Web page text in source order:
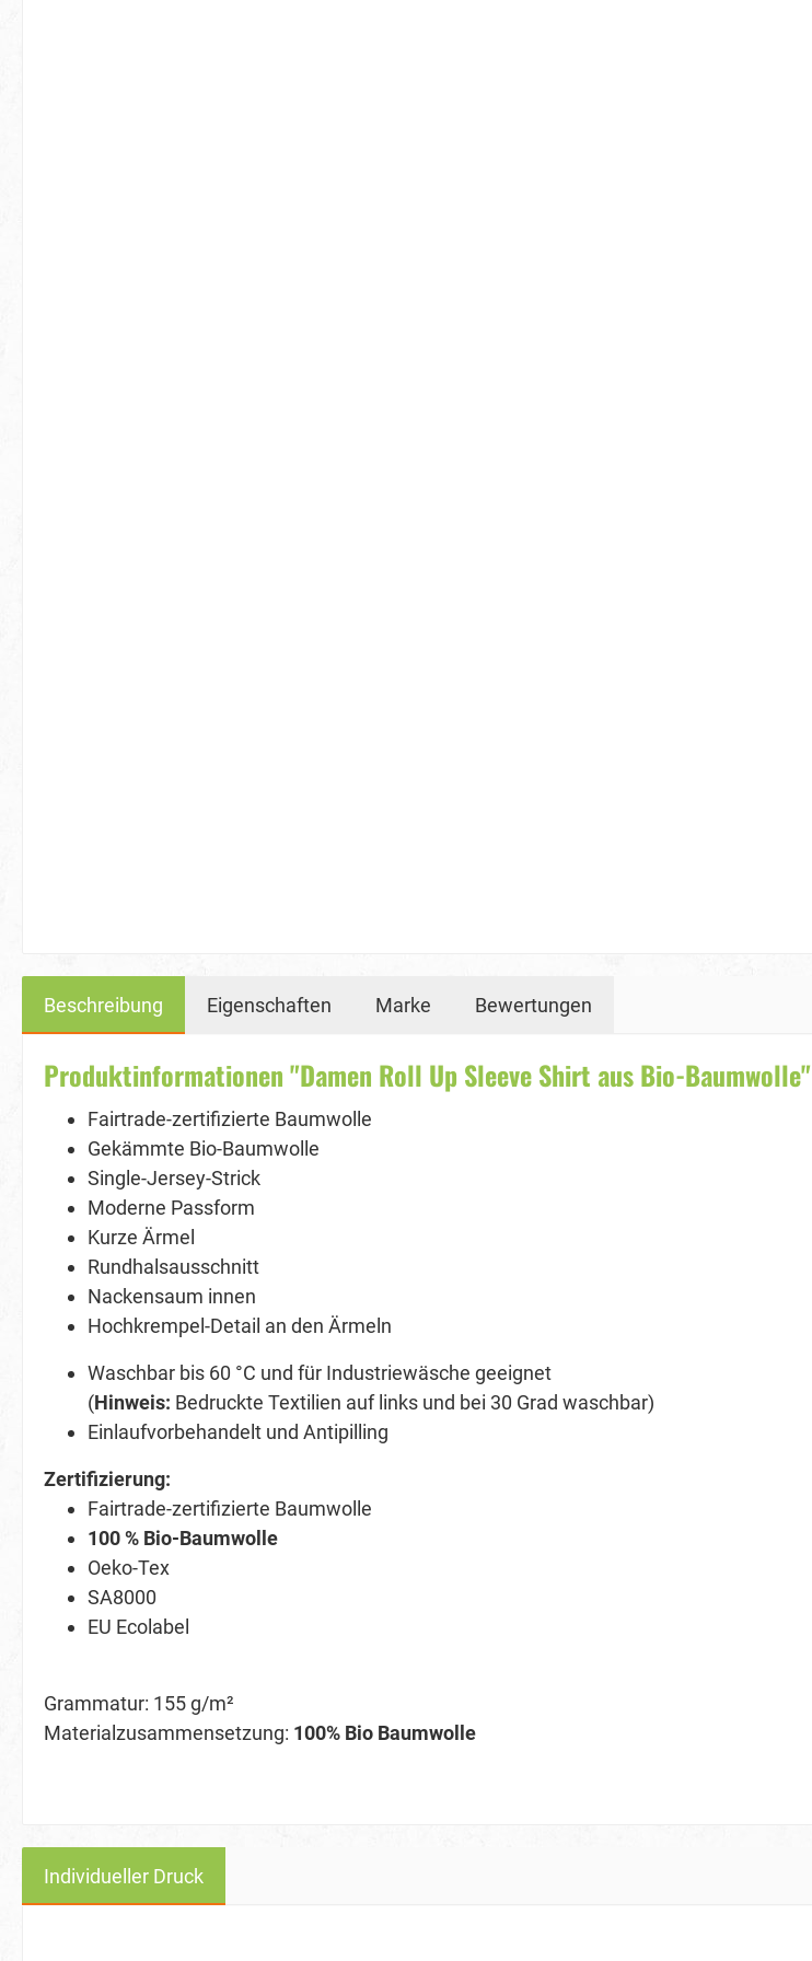
Beschreibung Eigenschaften Marke Bewertungen
Produktinformationen "Damen Roll Up Sleeve Shirt aus Bio-Baumwolle"
Fairtrade-zertifizierte Baumwolle
Gekämmte Bio-Baumwolle
Single-Jersey-Strick
Moderne Passform
Kurze Ärmel
Rundhalsausschnitt
Nackensaum innen
Hochkrempel-Detail an den Ärmeln
Waschbar bis 60 °C und für Industriewäsche geeignet
(Hinweis: Bedruckte Textilien auf links und bei 30 Grad waschbar)
Einlaufvorbehandelt und Antipilling
Zertifizierung:
Fairtrade-zertifizierte Baumwolle
100 % Bio-Baumwolle
Oeko-Tex
SA8000
EU Ecolabel
Grammatur: 155 g/m²
Materialzusammensetzung: 100% Bio Baumwolle
Individueller Druck